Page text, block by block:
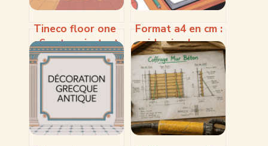
Tineco floor one
s6 pet : avis, test
complet et guide
d’achat
Format a4 en cm :
guide simple,
dimensions et
usages pratiques